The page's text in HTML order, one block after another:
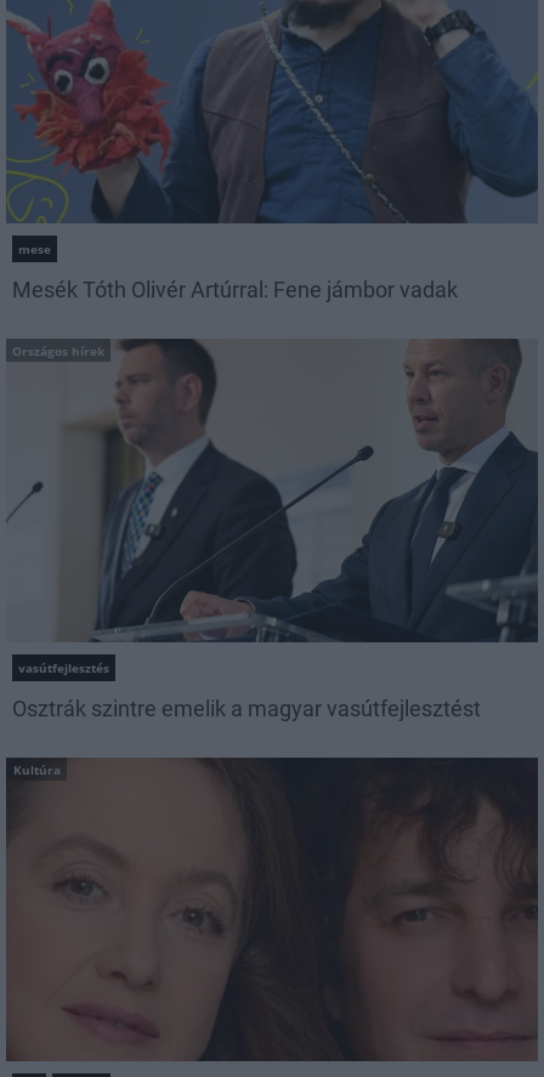
mese
Mesék Tóth Olivér Artúrral: Fene jámbor vadak
Országos hírek
vasútfejlesztés
Osztrák szintre emelik a magyar vasútfejlesztést
Kultúra